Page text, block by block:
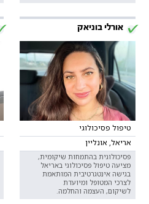
אורלי בוניאק
טיפול פסיכולוגי
אריאל, אונליין
פסיכולוגית בהתמחות שיקומית,
מציעה טיפול פסיכולוגי באריאל
בגישה אינטגרטיבית המותאמת
לצרכי המטופל ומיועדת
לשיקום, העצמה והחלמה.